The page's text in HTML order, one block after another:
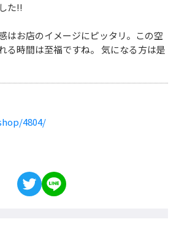
た!!
はお店のイメージにピッタリ。この空
る時間は至福ですね。 気になる方は是
4804/